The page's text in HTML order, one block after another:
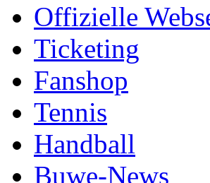
Offizielle
Ticketing
Fanshop
Tennis
Handball
Buwe-News